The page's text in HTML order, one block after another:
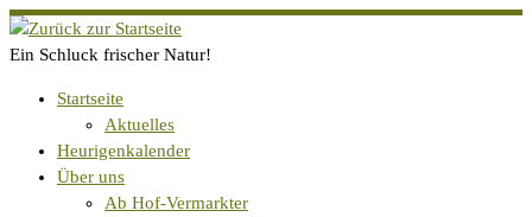
Zum
Inhalt
Ein Schluck frischer Natur!
Startseite
Aktuelles
Heurigenkalender
Über uns
Ab Hof-Vermarkter